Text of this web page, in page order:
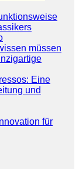
müssen
Eine
und
für